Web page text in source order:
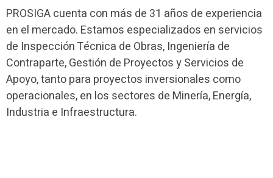
PROSIGA cuenta con más de 31 años de experiencia
en el mercado. Estamos especializados en servicios
de Inspección Técnica de Obras, Ingeniería de
Contraparte, Gestión de Proyectos y Servicios de
Apoyo, tanto para proyectos inversionales como
operacionales, en los sectores de Minería, Energía,
Industria e Infraestructura.